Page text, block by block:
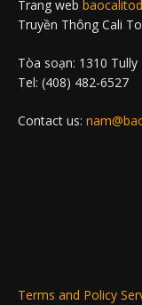
Trang web
Truyền Thông Cali
Tòa soạn: 1310 Tully
Tel: (408) 482-6527
Contact us:
Terms and Policy